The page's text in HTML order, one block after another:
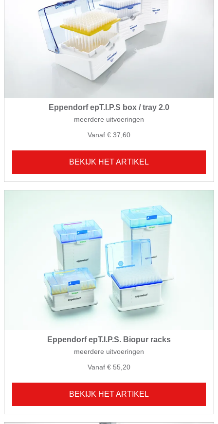
Eppendorf epT.I.P.S box / tray 2.0
meerdere uitvoeringen
Vanaf € 37,60
BEKIJK HET ARTIKEL
Eppendorf epT.I.P.S. Biopur racks
meerdere uitvoeringen
Vanaf € 55,20
BEKIJK HET ARTIKEL